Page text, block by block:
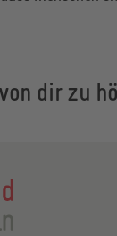
dir zu